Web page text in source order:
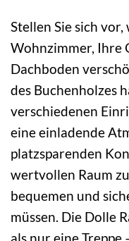
Stellen Sie sich
Wohnzimmer, Ihre
Dachboden
des Buchenholzes
verschiedenen
eine einladende
platzsparenden
wertvollen Raum
bequemen und
müssen. Die Dolle